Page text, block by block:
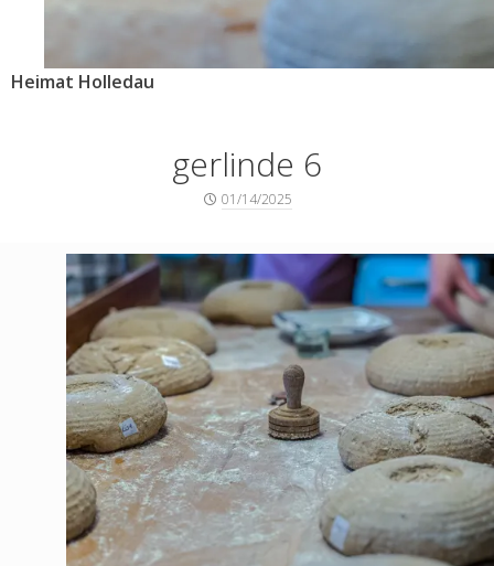
Heimat Holledau
gerlinde 6
Posted
01/14/2025